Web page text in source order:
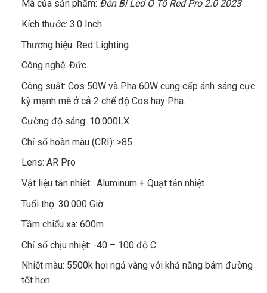
Mã của sản phẩm: Đèn Bi Led Ô Tô Red Pro 2.0 2023
Kích thước: 3.0 Inch
Thương hiệu: Red Lighting.
Công nghệ: Đức.
Công suất: Cos 50W và Pha 60W cung cấp ánh sáng cực
kỳ mạnh mẽ ở cả 2 chế độ Cos hay Pha.
Cường độ sáng: 10.000LX
Chỉ số hoàn màu (CRI): >85
Lens: AR Pro
Vật liệu tản nhiệt: Aluminum + Quạt tản nhiệt
Tuổi thọ: 30.000 Giờ
Tầm chiếu xa: 600m
Chỉ số chịu nhiệt: -40 – 100 độ C
Nhiệt màu: 5500k hơi ngả vàng với khả năng bám đường
tốt hơn